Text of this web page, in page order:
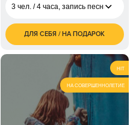
3 чел. / 4 часа, запись песни
3 чел. / 4 часа, запись
песни
грн
1 чел. / 5 рабочих
дней, написание
грн
ДЛЯ СЕБЯ / НА ПОДАРОК
HIT
НА СОВЕРШЕННОЛЕТИЕ